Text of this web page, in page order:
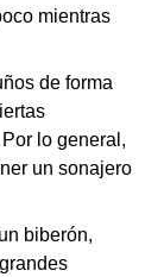
mientras
de forma
lo general,
un sonajero
biberón,